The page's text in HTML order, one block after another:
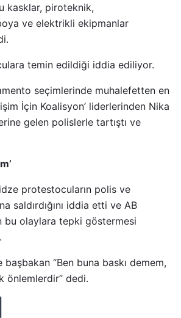
kasklar, piroteknik,
ve elektrikli ekipmanlar
temin edildiği iddia ediliyor.
seçimlerinde muhalefetten en
İçin Koalisyon’ liderlerinden Nika
gelen polislerle tartıştı ve
protestocuların polis ve
saldırdığını iddia etti ve AB
bu olaylara tepki göstermesi
başbakan “Ben buna baskı demem,
önlemlerdir” dedi.